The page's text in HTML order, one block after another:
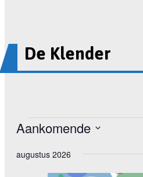
De Klender